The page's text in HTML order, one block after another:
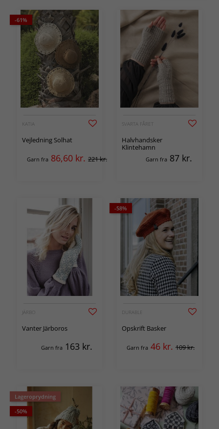
-61%
KATIA
Vejledning Solhat
Garn fra 86,60 kr. 221 kr.
SVARTA FÅRET
Halvhandsker
Klintehamn
Garn fra 87 kr.
JÄRBO
Vanter Järboros
Garn fra 163 kr.
-58%
DURABLE
Opskrift Basker
Garn fra 46 kr. 109 kr.
Lageroprydning
-50%